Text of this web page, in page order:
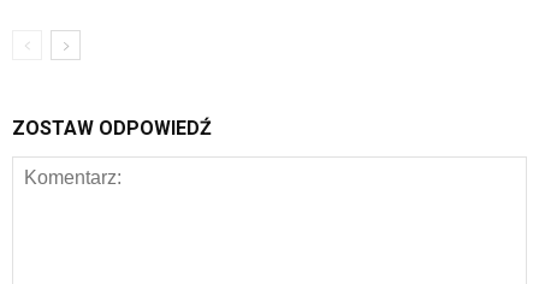
ZOSTAW ODPOWIEDŹ